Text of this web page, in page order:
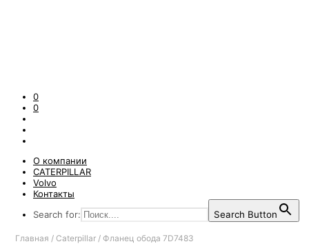
0
0
О компании
CATERPILLAR
Volvo
Контакты
Search for:
Search Button
Главная / Caterpillar / Фланец обода 7D7483